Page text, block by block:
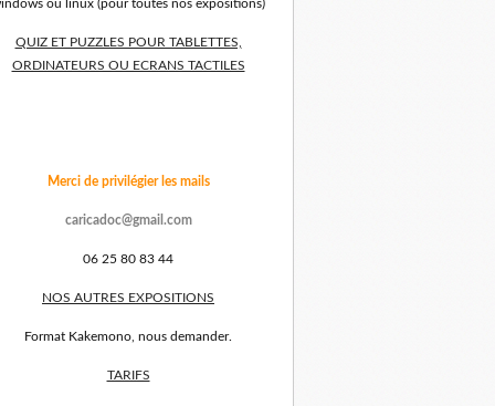
ou linux (pour toutes nos expositions)
QUIZ ET PUZZLES POUR TABLETTES,
ORDINATEURS OU ECRANS TACTILES
Merci de privilégier les mails
caricadoc@gmail.com
06 25 80 83 44
NOS AUTRES EXPOSITIONS
Format Kakemono, nous demander.
TARIFS